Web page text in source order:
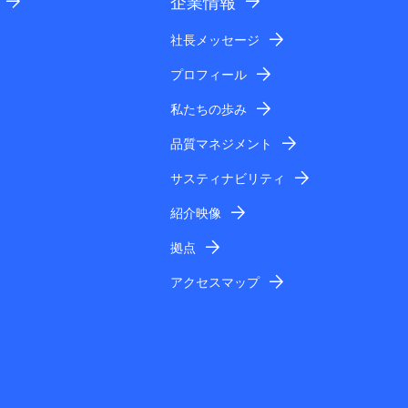
社長メッセージ
プロフィール
私たちの歩み
品質マネジメント
サスティナビリティ
紹介映像
拠点
アクセスマップ